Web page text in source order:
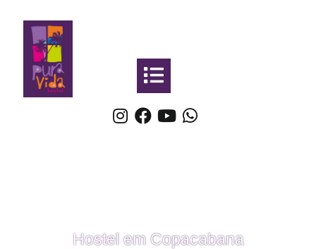
Hostel em Copacabana